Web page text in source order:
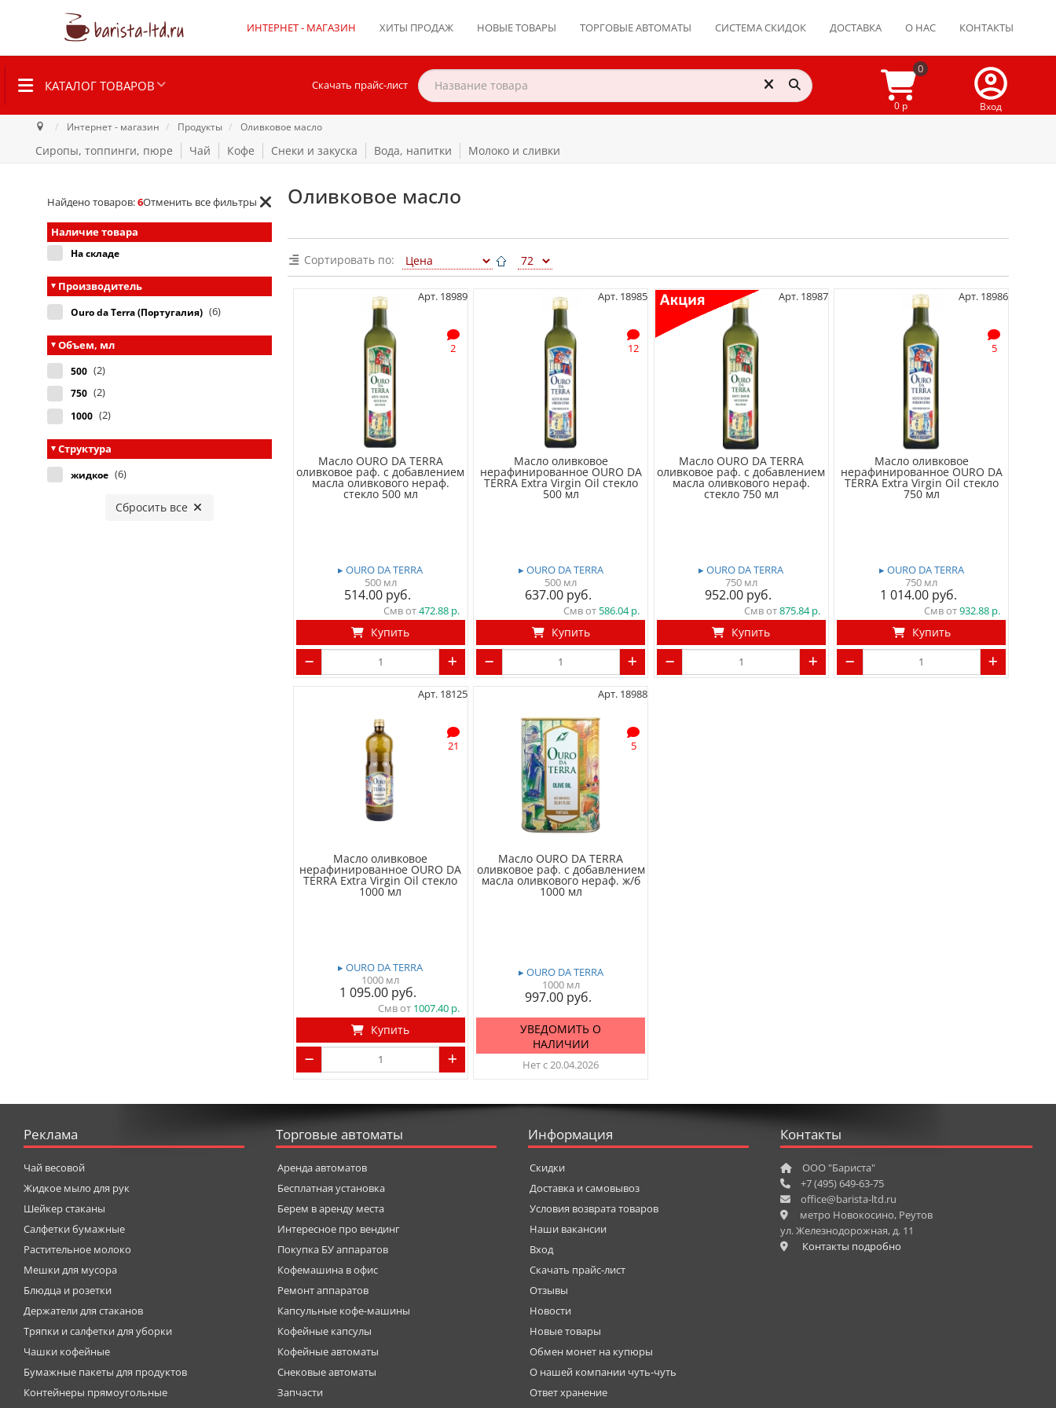
ИНТЕРНЕТ - МАГАЗИН ХИТЫ ПРОДАЖ НОВЫЕ ТОВАРЫ ТОРГОВЫЕ АВТОМАТЫ СИСТЕМА СКИДОК ДОСТАВКА О НАС КОНТАКТЫ
КАТАЛОГ ТОВАРОВ Скачать прайс-лист
0
0 р
Вход
Интернет - магазин
Продукты Оливковое масло
Сиропы, топпинги, пюре Чай Кофе Снеки и закуска Вода, напитки Молоко и сливки
Оливковое масло
Сортировать по:
Арт. 18989
2
Масло OURO DA TERRA
оливковое раф. с добавлением
масла оливкового нераф.
стекло 500 мл
▸ OURO DA TERRA
500 мл
514.00
Смв от472.88
Купить
Арт. 18985
12
Масло оливковое
нерафинированное OURO DA
TERRA Extra Virgin Oil стекло
500 мл
▸ OURO DA TERRA
500 мл
637.00
Смв от 586.04
Купить
Арт. 18987
Масло OURO DA TERRA
оливковое раф. с добавлением
масла оливкового нераф.
стекло 750 мл
▸ OURO DA TERRA
750 мл
952.00
Смв от875.84
Купить
Арт. 18986
5
Масло оливковое
нерафинированное OURO DA
TERRA Extra Virgin Oil стекло
750 мл
▸ OURO DA TERRA
750 мл
1 014.00
Смв от932.88
Купить
Арт. 18125
21
Масло оливковое
нерафинированное OURO DA
TERRA Extra Virgin Oil стекло
1000 мл
▸ OURO DA TERRA
1000 мл
1 095.00
Смв от 1007.40
Купить
Арт. 18988
5
Масло OURO DA TERRA
оливковое раф. с добавлением
масла оливкового нераф. ж/б
1000 мл
▸ OURO DA TERRA
1000 мл
997.00
УВЕДОМИТЬ О
НАЛИЧИИ
Нет с 20.04.2026
Найдено товаров:6 Отменить все фильтры
Наличие товара
На складе
Производитель
Ouro da Terra (Португалия) (6)
Объем, мл
500 (2)
750 (2)
1000 (2)
Структура
жидкое (6)
Сбросить все
Реклама
Чай весовой
Жидкое мыло для рук
Шейкер стаканы
Салфетки бумажные
Растительное молоко
Мешки для мусора
Блюдца и розетки
Держатели для стаканов
Тряпки и салфетки для уборки
Чашки кофейные
Бумажные пакеты для продуктов
Контейнеры прямоугольные
Торговые автоматы
Аренда автоматов
Бесплатная установка
Берем в аренду места
Интересное про вендинг
Покупка БУ аппаратов
Кофемашина в офис
Ремонт аппаратов
Капсульные кофе-машины
Кофейные капсулы
Кофейные автоматы
Снековые автоматы
Запчасти
Информация
Скидки
Доставка и самовывоз
Условия возврата товаров
Наши вакансии
Вход
Скачать прайс-лист
Отзывы
Новости
Новые товары
Обмен монет на купюры
О нашей компании чуть-чуть
Ответ хранение
Контакты
ООО "Бариста"
+7 (495) 649-63-75
office@barista-ltd.ru
метро Новокосино, Реутов
ул. Железнодорожная, д. 11
Контакты подробно